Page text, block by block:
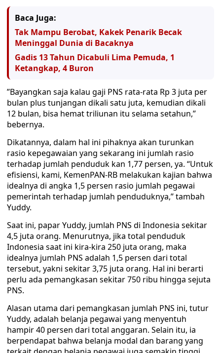
Baca Juga:
Tak Mampu Berobat, Kakek Penarik Becak
Meninggal Dunia di Bacaknya
Gadis 13 Tahun Dicabuli Lima Pemuda, 1
Ketangkap, 4 Buron
”Bayangkan saja kalau gaji PNS rata-rata Rp 3 juta per
bulan plus tunjangan dikali satu juta, kemudian dikali
12 bulan, bisa hemat triliunan itu selama setahun,”
bebernya.
Dikatannya, dalam hal ini pihaknya akan turunkan
rasio kepegawaian yang sekarang ini jumlah rasio
terhadap jumlah penduduk kan 1,77 persen, ya. “Untuk
efisiensi, kami, KemenPAN-RB melakukan kajian bahwa
idealnya di angka 1,5 persen rasio jumlah pegawai
pemerintah terhadap jumlah penduduknya,” tambah
Yuddy.
Saat ini, papar Yuddy, jumlah PNS di Indonesia sekitar
4,5 juta orang. Menurutnya, jika total penduduk
Indonesia saat ini kira-kira 250 juta orang, maka
idealnya jumlah PNS adalah 1,5 persen dari total
tersebut, yakni sekitar 3,75 juta orang. Hal ini berarti
perlu ada pemangkasan sekitar 750 ribu hingga sejuta
PNS.
Alasan utama dari pemangkasan jumlah PNS ini, tutur
Yuddy, adalah belanja pegawai yang menyentuh
hampir 40 persen dari total anggaran. Selain itu, ia
berpendapat bahwa belanja modal dan barang yang